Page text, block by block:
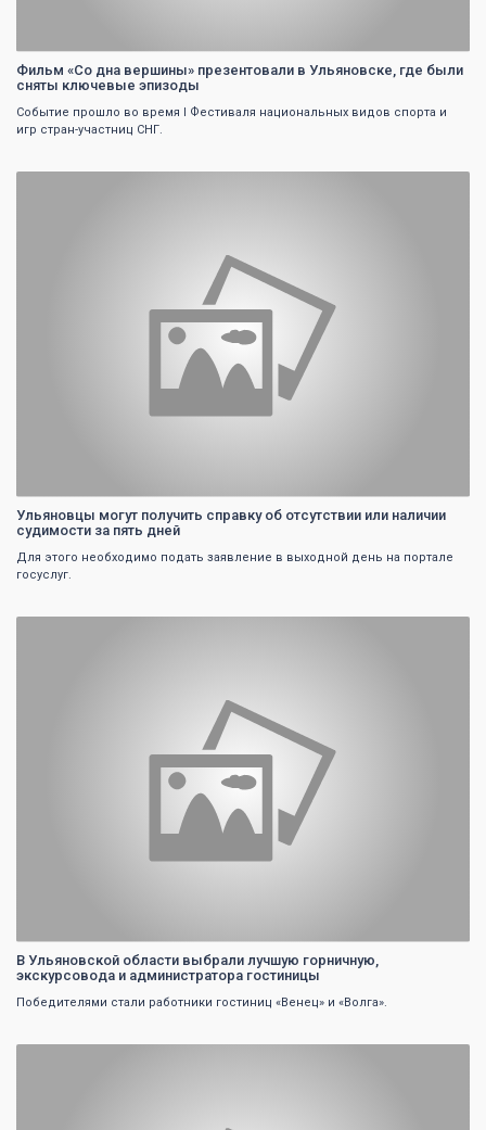
Фильм «Со дна вершины» презентовали в Ульяновске, где были
сняты ключевые эпизоды
Событие прошло во время I Фестиваля национальных видов спорта и
игр стран-участниц СНГ.
Ульяновцы могут получить справку об отсутствии или наличии
судимости за пять дней
Для этого необходимо подать заявление в выходной день на портале
госуслуг.
В Ульяновской области выбрали лучшую горничную,
экскурсовода и администратора гостиницы
Победителями стали работники гостиниц «Венец» и «Волга».